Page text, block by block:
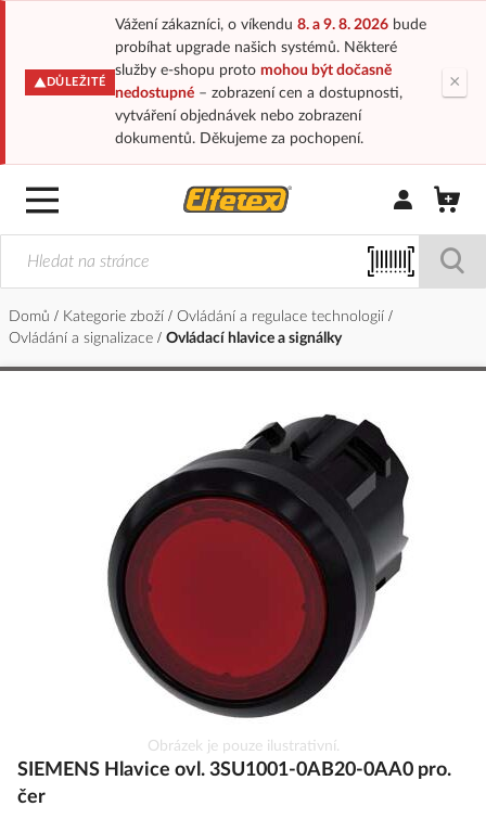
DŮLEŽITÉ
Vážení zákazníci, o víkendu 8. a 9. 8. 2026bude
probíhat upgrade našich systémů. Některé
služby e-shopu proto mohou být dočasně
nedostupné– zobrazení cen a dostupnosti,
vytváření objednávek nebo zobrazení
dokumentů. Děkujeme za pochopení.
×
Přihlásit/
Domů Kategorie zboží
Ovládání a regulace technologií
Ovládání a signalizace
Ovládací hlavice a signálky
na
začátek
Obrázek je pouze ilustrativní.
SIEMENS Hlavice ovl. 3SU1001-0AB20-0AA0 pro.
čer